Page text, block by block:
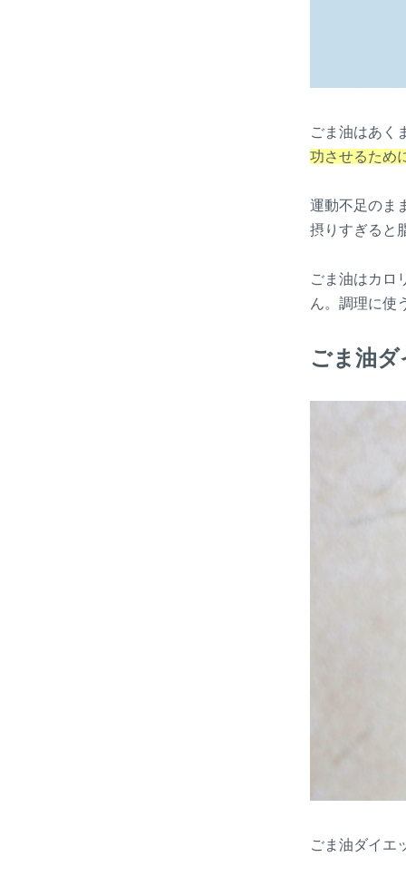
ごま油はあく
功させるため
運動不足のま
摂りすぎると
ごま油はカロ
ん。調理に使
ごま油
ごま油ダイエ